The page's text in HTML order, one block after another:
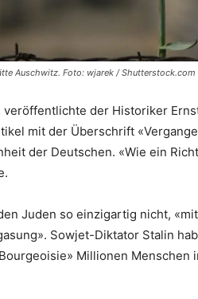
Auschwitz. Foto: wjarek / Shutterstock.com
veröffentlichte der Historiker
mit der Überschrift
der Deutschen. «Wie ein
Juden so einzigartig nicht,
Sowjet-Diktator Stalin
Millionen Menschen